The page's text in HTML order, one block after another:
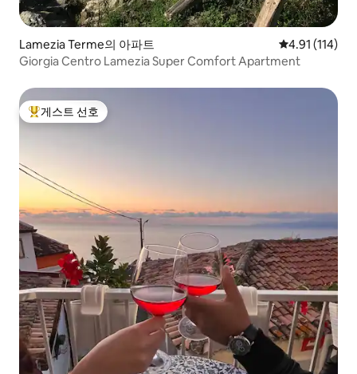
Lamezia Terme의 아파트 평점 4.91점(5
4.91 (114)
Giorgia Centro Lamezia Super Comfort Apartment
상위 게스트 선호
게스트 선호